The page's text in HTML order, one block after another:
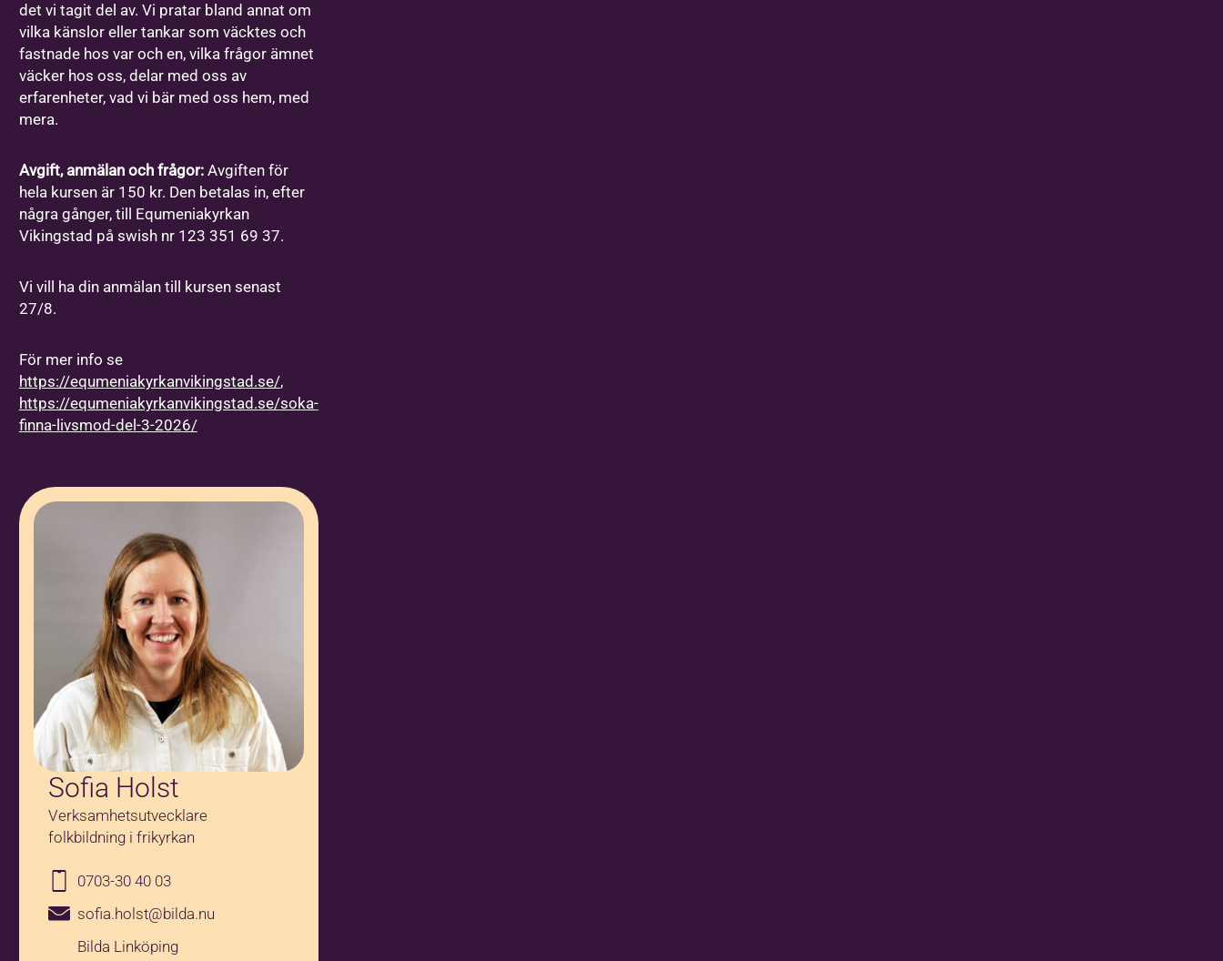
det vi tagit del av. Vi pratar bland annat om
vilka känslor eller tankar som väcktes och
fastnade hos var och en, vilka frågor ämnet
väcker hos oss, delar med oss av
erfarenheter, vad vi bär med oss hem, med
mera.
Avgift, anmälan och frågor: Avgiften för
hela kursen är 150 kr. Den betalas in, efter
några gånger, till Equmeniakyrkan
Vikingstad på swish nr 123 351 69 37.
Vi vill ha din anmälan till kursen senast
27/8.
För mer info se
https://equmeniakyrkanvikingstad.se/,
https://equmeniakyrkanvikingstad.se/soka-
finna-livsmod-del-3-2026/
Sofia Holst
Verksamhetsutvecklare
folkbildning i frikyrkan
0703-30 40 03
sofia.holst@bilda.nu
Bilda Linköping